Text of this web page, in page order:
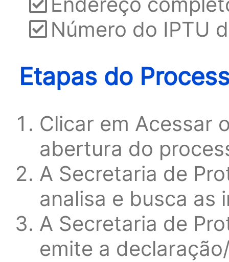
Número do IPTU
Etapas do
Clicar em Acessar
abertura do
A Secretaria de
analisa e busca as
A Secretaria de
emite a